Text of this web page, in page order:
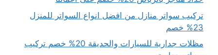
تركيب سواتر منازل من افضل انواع السواتر للمنزل
23% خصم
مظلات جدارية للسيارات والحديقة 20% خصم تركيب